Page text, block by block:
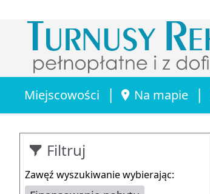
Miejscowości | Na mapie |
Filtruj
Zawęź wyszukiwanie wybierając: